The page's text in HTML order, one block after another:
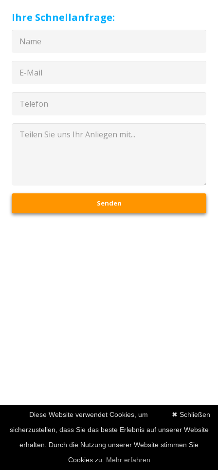
Ihre Schnellanfrage:
Senden
✖ Schließen
Diese Website verwendet Cookies, um
sicherzustellen, dass Sie das beste Erlebnis auf unserer Website
erhalten. Durch die Nutzung unserer Website stimmen Sie
Cookies zu. Mehr erfahren